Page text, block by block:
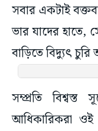
সবার একটাই
ভার যাদের হাতে,
বাড়িতে বিদ্যুৎ চুরি
সম্প্রতি
আধিকারিকরা ওই